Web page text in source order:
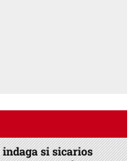
indaga si sicarios